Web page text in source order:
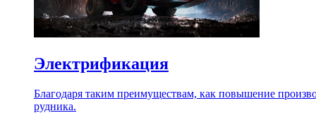
Электрификация
Благодаря таким преимуществам, как повышение
рудника.